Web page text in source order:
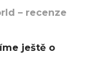
– recenze
ještě o